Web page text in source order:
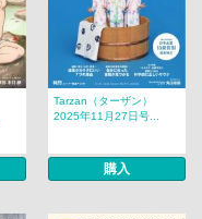
Tarzan（ターザン）
2025年11月27日号...
購入